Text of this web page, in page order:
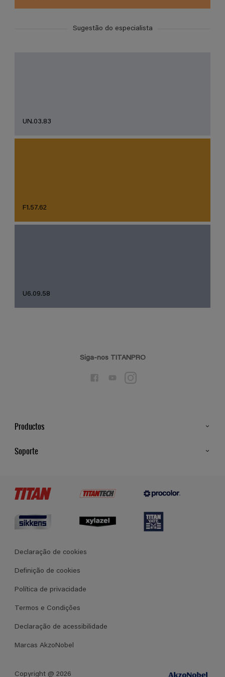
Sugestão do especialista
UN.03.83
F1.57.62
U6.09.58
Siga-nos TITANPRO
Productos
Soporte
Termos e Condições Gerais de Venda
Declaração de cookies
Definição de cookies
Política de privacidade
Termos e Condições
Declaração de acessibilidade
Marcas AkzoNobel
Copyright @ 2026